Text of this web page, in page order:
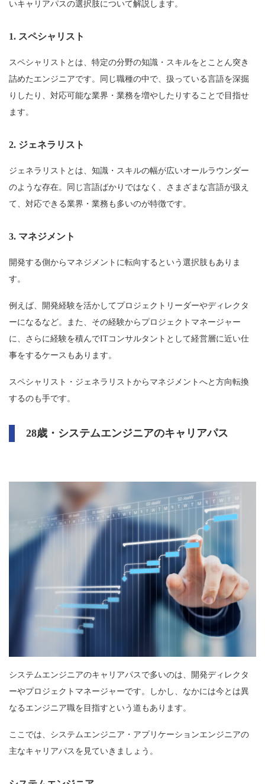
いキャリアパスの選択肢について解説します。
1. スペシャリスト
スペシャリストとは、特定の分野の知識・スキルをとことん突き
詰めたエンジニアです。同じ職種の中で、扱っている言語を深掘
りしたり、対応可能な業界・業務を増やしたりすることで目指せ
ます。
2. ジェネラリスト
ジェネラリストとは、知識・スキルの幅が広いオールラウンダー
のような存在。同じ言語ばかりではなく、さまざまな言語が扱え
て、対応できる業界・業務も多いのが特徴です。
3. マネジメント
開発する側からマネジメントに転向するという選択肢もありま
す。
例えば、開発経験を活かしてプロジェクトリーダーやディレクタ
ーになるなど。また、その経験からプロジェクトマネージャー
に、さらに経験を積んでITコンサルタントとして経営層に近い仕
事をするケースもあります。
スペシャリスト・ジェネラリストからマネジメントへと方向転換
するのも手です。
28歳・システムエンジニアのキャリアパス
システムエンジニアのキャリアパスで多いのは、開発ディレクタ
ーやプロジェクトマネージャーです。しかし、なかには今とは異
なるエンジニア職を目指すという道もあります。
ここでは、システムエンジニア・アプリケーションエンジニアの
主なキャリアパスを見ていきましょう。